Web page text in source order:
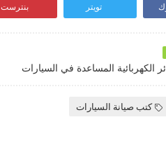
تويتر بنترست
الكهربائية المساعدة في السيارات
كتب صيانة السيارات